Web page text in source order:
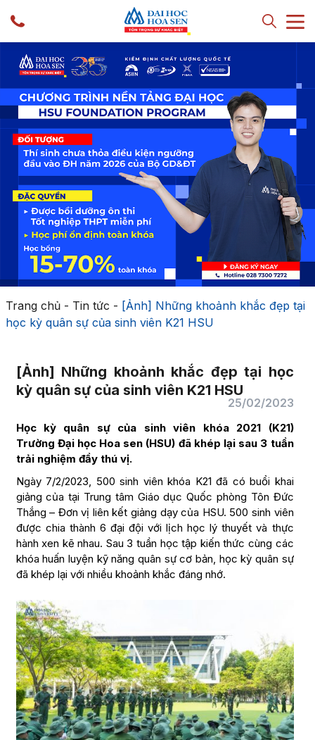
Trang chủ- Tin tức - [Ảnh] Những khoảnh khắc đẹp tại
học kỳ quân sự của sinh viên K21 HSU
[Ảnh] Những khoảnh khắc đẹp tại học
kỳ quân sự của sinh viên K21 HSU
25/02/2023
Học kỳ quân sự của sinh viên khóa 2021 (K21)
Trường Đại học Hoa sen (HSU) đã khép lại sau 3 tuần
trải nghiệm đầy thú vị.
Ngày 7/2/2023, 500 sinh viên khóa K21 đã có buổi khai
giảng của tại Trung tâm Giáo dục Quốc phòng Tôn Đức
Thắng – Đơn vị liên kết giảng dạy của HSU. 500 sinh viên
được chia thành 6 đại đội với lịch học lý thuyết và thực
hành xen kẽ nhau. Sau 3 tuần học tập kiến thức cùng các
khóa huấn luyện kỹ năng quân sự cơ bản, học kỳ quân sự
đã khép lại với nhiều khoảnh khắc đáng nhớ.